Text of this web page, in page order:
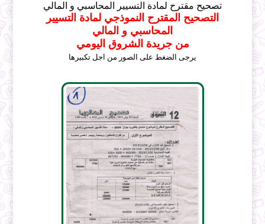
تصحيح مقترح لمادة التسيير المحاسبي و المالي
التصحيح المقترح النموذجي لمادة التسيير
المحاسبي و المالي
من جريدة الشروق اليومي
يرجى الضغط على الصور من اجل تكبيرها